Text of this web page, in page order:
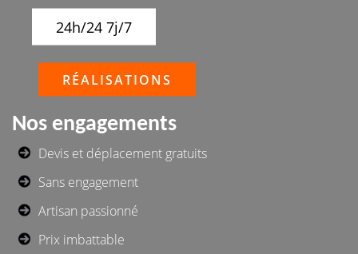
24h/24 7j/7
RÉALISATIONS
Nos engagements
Devis et déplacement gratuits
Sans engagement
Artisan passionné
Prix imbattable